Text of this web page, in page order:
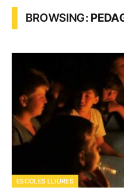
BROWSING:
ESCOLES LLIURES